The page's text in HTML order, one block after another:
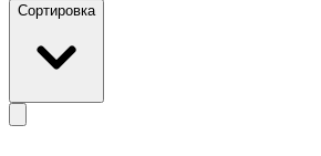
Сортировка